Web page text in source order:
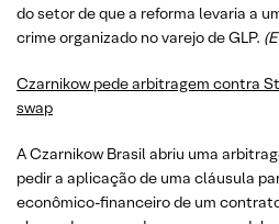
do setor de que a reforma levaria a
crime organizado no varejo de GLP.
Czarnikow pede arbitragem contra
swap
A Czarnikow Brasil abriu uma
pedir a aplicação de uma cláusula
econômico-financeiro de um